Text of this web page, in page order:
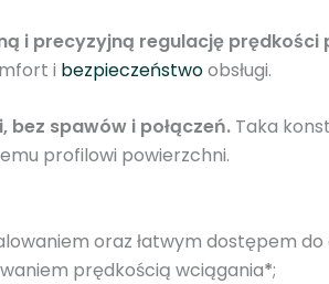
5
n
o
i precyzyjną regulację prędkości
i bezpieczeństwoobsługi.
spawów i połączeń. Taka
profilowi powierzchni.
oraz łatwym dostępem
prędkością wciągania*;